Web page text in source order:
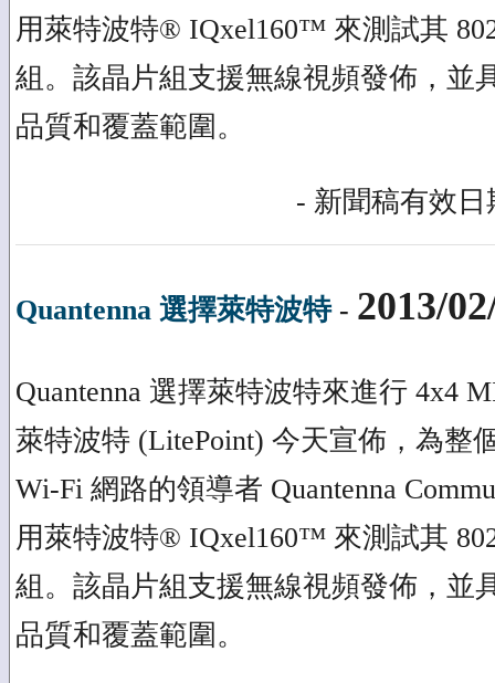
用萊特波特® IQxel160™ 來測試其
組。該晶片組支援無線視頻發佈，並
品質和覆蓋範圍。
- 新聞稿有效日
Quantenna 選擇萊特波特- 2013/
Quantenna 選擇萊特波特來進行 4x4
萊特波特 (LitePoint) 今天宣佈，為整
Wi-Fi 網路的領導者 Quantenna
用萊特波特® IQxel160™ 來測試其
組。該晶片組支援無線視頻發佈，並
品質和覆蓋範圍。